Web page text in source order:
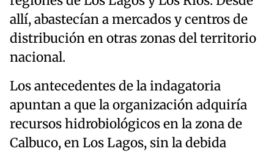
allí, abastecían a mercados y centros de
distribución en otras zonas del territorio
nacional.
Los antecedentes de la indagatoria
apuntan a que la organización adquiría
recursos hidrobiológicos en la zona de
Calbuco, en Los Lagos, sin la debida